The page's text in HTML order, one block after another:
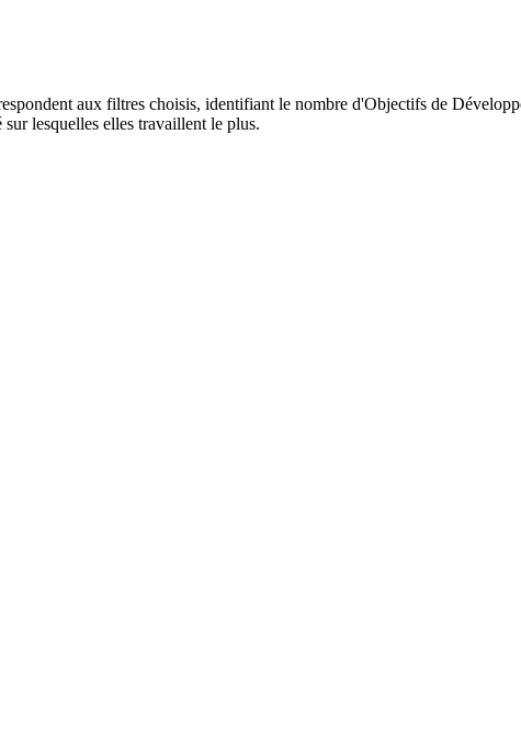
aux filtres choisis, identifiant le nombre d'Objectifs de
lesquelles elles travaillent le plus.